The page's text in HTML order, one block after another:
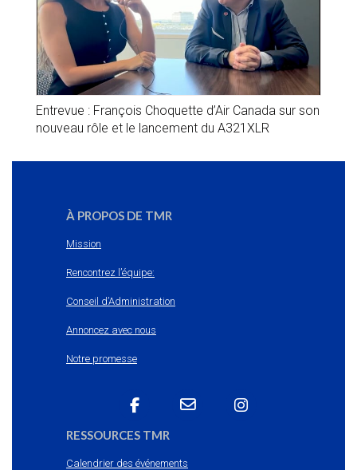
Entrevue : François Choquette d’Air Canada sur son
nouveau rôle et le lancement du A321XLR
À PROPOS DE TMR
Mission
Rencontrez l’équipe:
Conseil d’Administration
Annoncez avec nous
Notre promesse
RESSOURCES TMR
Calendrier des événements